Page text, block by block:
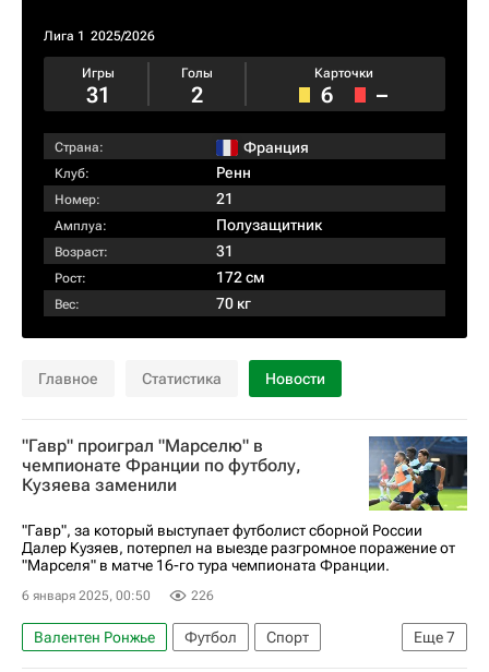
Лига 1 2025/2026
Игры
31
Голы
2
Карточки
6 –
Страна: Франция
Клуб: Ренн
Номер: 21
Амплуа: Полузащитник
Возраст: 31
Рост: 172 см
Вес: 70 кг
Главное Статистика Новости
"Гавр" проиграл "Марселю" в
чемпионате Франции по футболу,
Кузяева заменили
"Гавр", за который выступает футболист сборной России
Далер Кузяев, потерпел на выезде разгромное поражение от
"Марселя" в матче 16-го тура чемпионата Франции.
6 января 2025, 00:50 226
Еще7
Валентен Ронжье Футбол
Спорт